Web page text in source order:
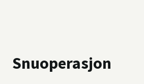
Snuoperasjon